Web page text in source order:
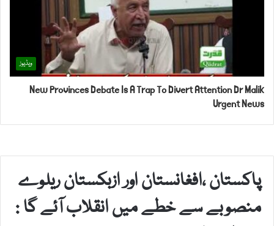
ویڈیوز
New Provinces Debate Is A Trap To Divert Attention Dr Malik
Urgent News